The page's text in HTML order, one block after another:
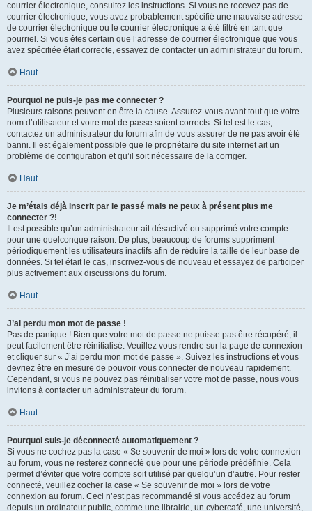
courrier électronique, consultez les instructions. Si vous ne recevez pas de
courrier électronique, vous avez probablement spécifié une mauvaise adresse
de courrier électronique ou le courrier électronique a été filtré en tant que
pourriel. Si vous êtes certain que l’adresse de courrier électronique que vous
avez spécifiée était correcte, essayez de contacter un administrateur du forum.
Haut
Pourquoi ne puis-je pas me connecter ?
Plusieurs raisons peuvent en être la cause. Assurez-vous avant tout que votre
nom d’utilisateur et votre mot de passe soient corrects. Si tel est le cas,
contactez un administrateur du forum afin de vous assurer de ne pas avoir été
banni. Il est également possible que le propriétaire du site internet ait un
problème de configuration et qu’il soit nécessaire de la corriger.
Haut
Je m’étais déjà inscrit par le passé mais ne peux à présent plus me
connecter ?!
Il est possible qu’un administrateur ait désactivé ou supprimé votre compte
pour une quelconque raison. De plus, beaucoup de forums suppriment
périodiquement les utilisateurs inactifs afin de réduire la taille de leur base de
données. Si tel était le cas, inscrivez-vous de nouveau et essayez de participer
plus activement aux discussions du forum.
Haut
J’ai perdu mon mot de passe !
Pas de panique ! Bien que votre mot de passe ne puisse pas être récupéré, il
peut facilement être réinitialisé. Veuillez vous rendre sur la page de connexion
et cliquer sur « J’ai perdu mon mot de passe ». Suivez les instructions et vous
devriez être en mesure de pouvoir vous connecter de nouveau rapidement.
Cependant, si vous ne pouvez pas réinitialiser votre mot de passe, nous vous
invitons à contacter un administrateur du forum.
Haut
Pourquoi suis-je déconnecté automatiquement ?
Si vous ne cochez pas la case « Se souvenir de moi » lors de votre connexion
au forum, vous ne resterez connecté que pour une période prédéfinie. Cela
permet d’éviter que votre compte soit utilisé par quelqu’un d’autre. Pour rester
connecté, veuillez cocher la case « Se souvenir de moi » lors de votre
connexion au forum. Ceci n’est pas recommandé si vous accédez au forum
depuis un ordinateur public, comme une librairie, un cybercafé, une université,